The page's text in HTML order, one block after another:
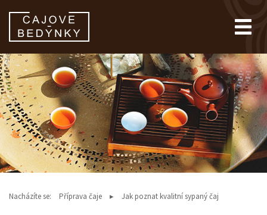
Nacházíte se: Příprava čaje Jak poznat kvalitní sypaný čaj